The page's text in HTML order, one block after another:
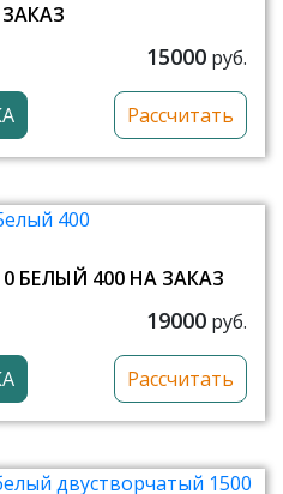
15000 руб.
Рассчитать
БЕЛЫЙ 400 НА ЗАКАЗ
19000 руб.
Рассчитать